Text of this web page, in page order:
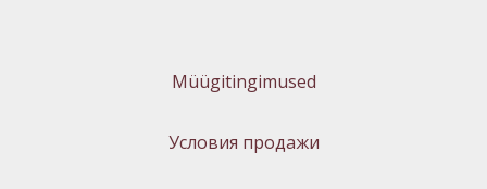
Müügitingimused
Условия продажи